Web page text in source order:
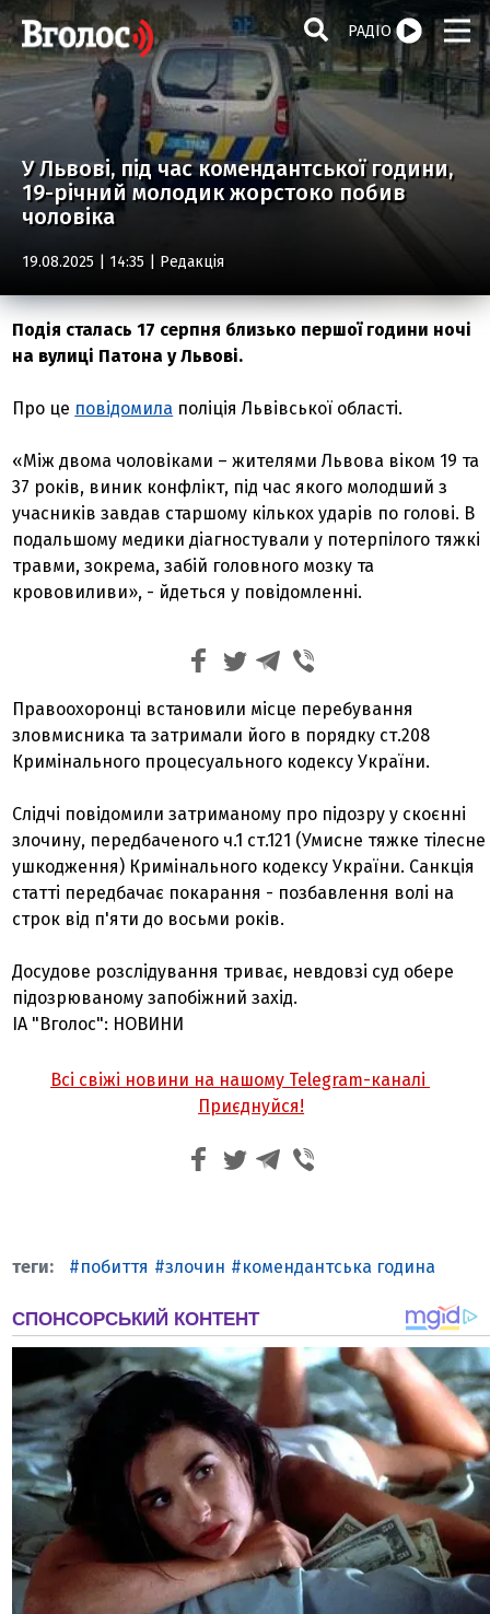
РАДІО
У Львові, під час комендантської години,
19-річний молодик жорстоко побив
чоловіка
19.08.2025 | 14:35 | Редакція
Подія сталась 17 серпня близько першої години ночі
на вулиці Патона у Львові.
Про це повідомила поліція Львівської області.
«Між двома чоловіками – жителями Львова віком 19 та
37 років, виник конфлікт, під час якого молодший з
учасників завдав старшому кількох ударів по голові. В
подальшому медики діагностували у потерпілого тяжкі
травми, зокрема, забій головного мозку та
крововиливи», - йдеться у повідомленні.
Правоохоронці встановили місце перебування
зловмисника та затримали його в порядку ст.208
Кримінального процесуального кодексу України.
Слідчі повідомили затриманому про підозру у скоєнні
злочину, передбаченого ч.1 ст.121 (Умисне тяжке тілесне
ушкодження) Кримінального кодексу України. Санкція
статті передбачає покарання - позбавлення волі на
строк від п'яти до восьми років.
Досудове розслідування триває, невдовзі суд обере
підозрюваному запобіжний захід.
ІА "Вголос": НОВИНИ
Всі свіжі новини на нашому Telegram-каналі
Приєднуйся!
побиття злочин комендантська година